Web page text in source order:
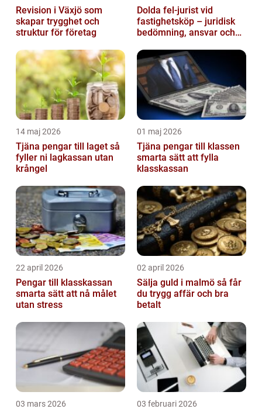
Revision i Växjö som
skapar trygghet och
struktur för företag
Dolda fel-jurist vid
fastighetsköp – juridisk
bedömning, ansvar och
tvister...
14 maj 2026
Tjäna pengar till laget så
fyller ni lagkassan utan
krångel
01 maj 2026
Tjäna pengar till klassen
smarta sätt att fylla
klasskassan
22 april 2026
Pengar till klasskassan
smarta sätt att nå målet
utan stress
02 april 2026
Sälja guld i malmö så får
du trygg affär och bra
betalt
03 mars 2026 03 februari 2026